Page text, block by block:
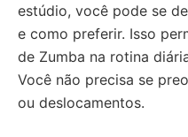
estúdio, você pode se
e como preferir. Isso
de Zumba na rotina
Você não precisa se
ou deslocamentos.